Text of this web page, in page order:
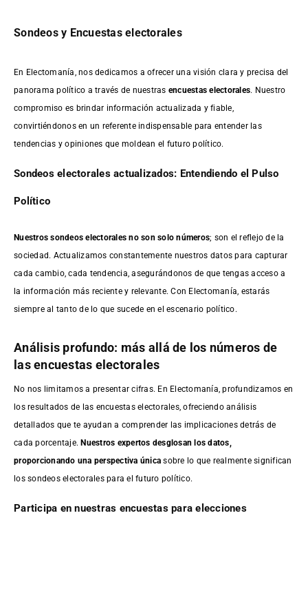
Sondeos y Encuestas electorales
En Electomanía, nos dedicamos a ofrecer una visión clara y precisa del
panorama político a través de nuestras encuestas electorales. Nuestro
compromiso es brindar información actualizada y fiable,
convirtiéndonos en un referente indispensable para entender las
tendencias y opiniones que moldean el futuro político.
Sondeos electorales actualizados: Entendiendo el Pulso
Político
Nuestros sondeos electorales no son solo números; son el reflejo de la
sociedad. Actualizamos constantemente nuestros datos para capturar
cada cambio, cada tendencia, asegurándonos de que tengas acceso a
la información más reciente y relevante. Con Electomanía, estarás
siempre al tanto de lo que sucede en el escenario político.
Análisis profundo: más allá de los números de
las encuestas electorales
No nos limitamos a presentar cifras. En Electomanía, profundizamos en
los resultados de las encuestas electorales, ofreciendo análisis
detallados que te ayudan a comprender las implicaciones detrás de
cada porcentaje. Nuestros expertos desglosan los datos,
proporcionando una perspectiva única sobre lo que realmente significan
los sondeos electorales para el futuro político.
Participa en nuestras encuestas para elecciones